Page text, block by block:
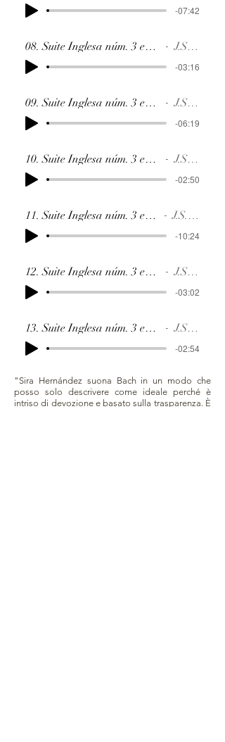
-07:42
08. Suite Inglesa núm. 3 en sol menor BW J.S. Bach
-03:16
09. Suite Inglesa núm. 3 en sol menor BW J.S. Bach
-06:19
10. Suite Inglesa núm. 3 en sol menor BW J.S. Bach
-02:50
11. Suite Inglesa núm. 3 en sol menor B J.S. Bach
-10:24
12. Suite Inglesa núm. 3 en sol menor BW J.S. Bach
-03:02
13. Suite Inglesa núm. 3 en sol menor BW J.S. Bach
-02:54
"Sira Hernández suona Bach in un modo che
posso solo descrivere come ideale perché è
intriso di devozione e basato sulla trasparenza. È